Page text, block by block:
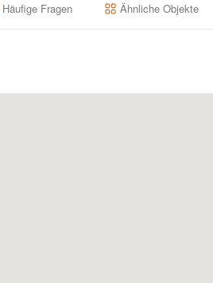
Häufige Fragen Ähnliche Objekte